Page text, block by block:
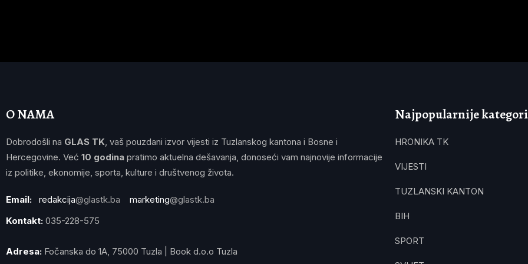
O NAMA
Dobrodošli na GLAS TK, vaš pouzdani izvor vijesti iz Tuzlanskog kantona i Bosne i
Hercegovine. Već 10 godina pratimo aktuelna dešavanja, donoseći vam najnovije informacije
iz politike, ekonomije, sporta, kulture i društvenog života.
Email: redakcija@glastk.ba marketing@glastk.ba
Kontakt: 035-228-575
Adresa: Fočanska do 1A, 75000 Tuzla | Book d.o.o Tuzla
Najpopularnije
HRONIKA TK
VIJESTI
TUZLANSKI KANTON
BIH
SPORT